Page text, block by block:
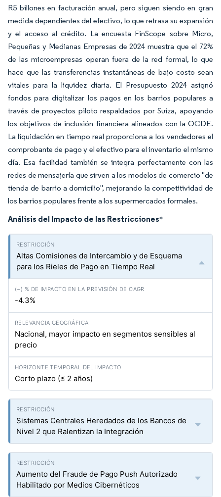
R5 billones en facturación anual, pero siguen siendo en gran
medida dependientes del efectivo, lo que retrasa su expansión
y el acceso al crédito. La encuesta FinScope sobre Micro,
Pequeñas y Medianas Empresas de 2024 muestra que el 72%
de las microempresas operan fuera de la red formal, lo que
hace que las transferencias instantáneas de bajo costo sean
vitales para la liquidez diaria. El Presupuesto 2024 asignó
fondos para digitalizar los pagos en los barrios populares a
través de proyectos piloto respaldados por Suiza, apoyando
los objetivos de inclusión financiera alineados con la OCDE.
La liquidación en tiempo real proporciona a los vendedores el
comprobante de pago y el efectivo para el inventario el mismo
día. Esa facilidad también se integra perfectamente con las
redes de mensajería que sirven a los modelos de comercio "de
tienda de barrio a domicilio", mejorando la competitividad de
los barrios populares frente a los supermercados formales.
Análisis del Impacto de las Restricciones*
Altas Comisiones de Intercambio y de Esquema
para los Rieles de Pago en Tiempo Real
-4.3%
Nacional, mayor impacto en segmentos sensibles al
precio
Corto plazo (≤ 2 años)
Sistemas Centrales Heredados de los Bancos de
Nivel 2 que Ralentizan la Integración
Aumento del Fraude de Pago Push Autorizado
Habilitado por Medios Cibernéticos